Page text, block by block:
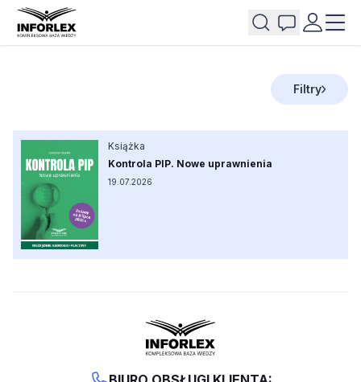
Filtry
Książka
Kontrola PIP. Nowe uprawnienia
19.07.2026